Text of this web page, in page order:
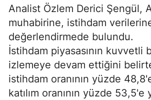
Analist Özlem Derici Şengül,
muhabirine, istihdam
değerlendirmede bulundu.
İstihdam piyasasının kuvvetli
izlemeye devam ettiğini
istihdam oranının yüzde
katılım oranının yüzde